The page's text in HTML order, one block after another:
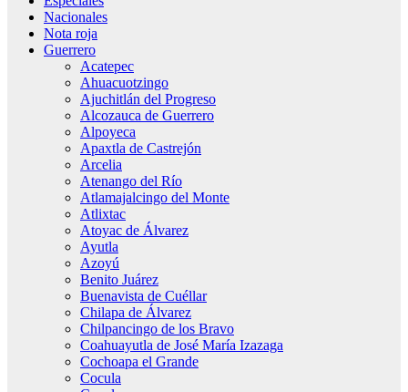
Nacionales
Nota roja
Guerrero
Acatepec
Ahuacuotzingo
Ajuchitlán del Progreso
Alcozauca de Guerrero
Alpoyeca
Apaxtla de Castrejón
Arcelia
Atenango del Río
Atlamajalcingo del Monte
Atlixtac
Atoyac de Álvarez
Ayutla
Azoyú
Benito Juárez
Buenavista de Cuéllar
Chilapa de Álvarez
Chilpancingo de los Bravo
Coahuayutla de José María Izazaga
Cochoapa el Grande
Cocula